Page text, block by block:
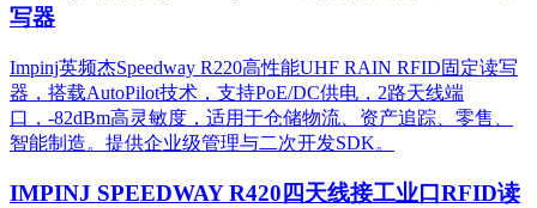
写器
Impinj英频杰Speedway R220高性能UHF RAIN RFID固定读写
器，搭载AutoPilot技术，支持PoE/DC供电，2路天线端
口，-82dBm高灵敏度，适用于仓储物流、资产追踪、零售、
智能制造。提供企业级管理与二次开发SDK。
IMPINJ SPEEDWAY R420四天线接工业口RFID读